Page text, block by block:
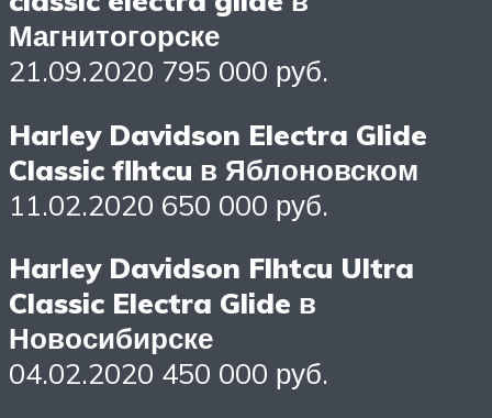
Магнитогорске
21.09.2020 795 000 руб.
Harley Davidson Electra Glide
Classic flhtcu в Яблоновском
11.02.2020 650 000 руб.
Harley Davidson Flhtcu Ultra
Classic Electra Glide в
Новосибирске
04.02.2020 450 000 руб.